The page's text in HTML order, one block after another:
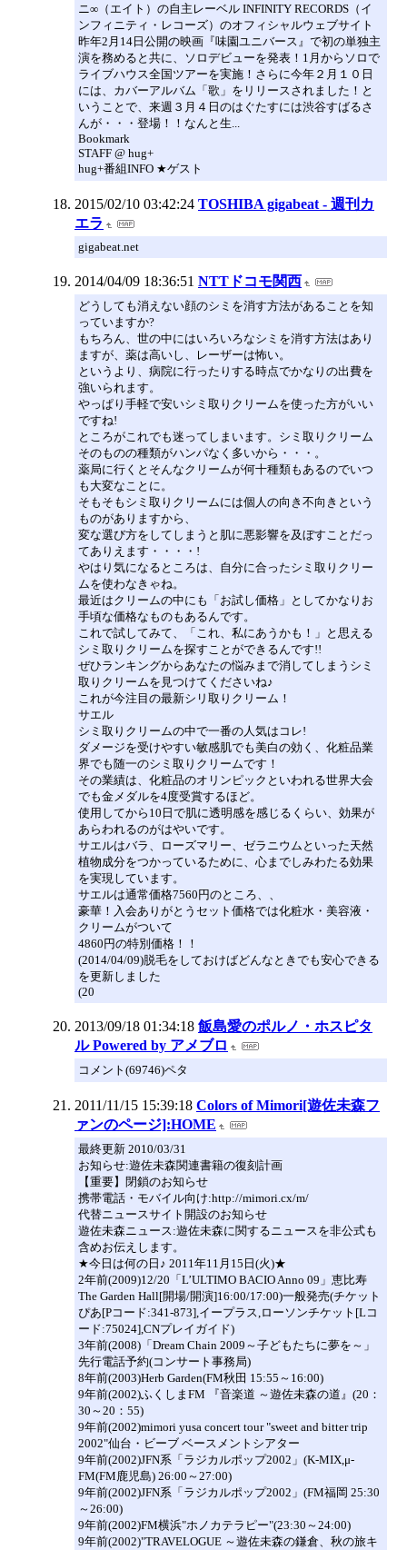
ニ∞（エイト）の自主レーベル INFINITY RECORDS（イ
ンフィニティ・レコーズ）のオフィシャルウェブサイト
昨年2月14日公開の映画『味園ユニバース』で初の単独主
演を務めると共に、ソロデビューを発表！1月からソロで
ライブハウス全国ツアーを実施！さらに今年２月１０日
には、カバーアルバム「歌」をリリースされました！と
いうことで、来週３月４日のはぐたすには渋谷すばるさ
んが・・・登場！！なんと生...
Bookmark
STAFF @ hug+
hug+番組INFO ★ゲスト
2015/02/10 03:42:24 TOSHIBA gigabeat - 週刊カ
エラ
gigabeat.net
2014/04/09 18:36:51 NTTドコモ関西
どうしても消えない顔のシミを消す方法があることを知
っていますか?
もちろん、世の中にはいろいろなシミを消す方法はあり
ますが、薬は高いし、レーザーは怖い。
というより、病院に行ったりする時点でかなりの出費を
強いられます。
やっぱり手軽で安いシミ取りクリームを使った方がいい
ですね!
ところがこれでも迷ってしまいます。シミ取りクリーム
そのものの種類がハンパなく多いから・・・。
薬局に行くとそんなクリームが何十種類もあるのでいつ
も大変なことに。
そもそもシミ取りクリームには個人の向き不向きという
ものがありますから、
変な選び方をしてしまうと肌に悪影響を及ぼすことだっ
てありえます・・・・!
やはり気になるところは、自分に合ったシミ取りクリー
ムを使わなきゃね。
最近はクリームの中にも「お試し価格」としてかなりお
手頃な価格なものもあるんです。
これで試してみて、「これ、私にあうかも！」と思える
シミ取りクリームを探すことができるんです!!
ぜひランキングからあなたの悩みまで消してしまうシミ
取りクリームを見つけてくださいね♪
これが今注目の最新シリ取りクリーム！
サエル
シミ取りクリームの中で一番の人気はコレ!
ダメージを受けやすい敏感肌でも美白の効く、化粧品業
界でも随一のシミ取りクリームです！
その業績は、化粧品のオリンピックといわれる世界大会
でも金メダルを4度受賞するほど。
使用してから10日で肌に透明感を感じるくらい、効果が
あらわれるのがはやいです。
サエルはバラ、ローズマリー、ゼラニウムといった天然
植物成分をつかっているために、心までしみわたる効果
を実現しています。
サエルは通常価格7560円のところ、、
豪華！入会ありがとうセット価格では化粧水・美容液・
クリームがついて
4860円の特別価格！！
(2014/04/09)脱毛をしておけばどんなときでも安心できる
を更新しました
(20
2013/09/18 01:34:18 飯島愛のポルノ・ホスピタ
ル Powered by アメブロ
コメント(69746)ペタ
2011/11/15 15:39:18 Colors of Mimori[遊佐未森フ
ァンのページ]:HOME
最終更新 2010/03/31
お知らせ:遊佐未森関連書籍の復刻計画
【重要】閉鎖のお知らせ
携帯電話・モバイル向け:http://mimori.cx/m/
代替ニュースサイト開設のお知らせ
遊佐未森ニュース:遊佐未森に関するニュースを非公式も
含めお伝えします。
★今日は何の日♪ 2011年11月15日(火)★
2年前(2009)12/20「L’ULTIMO BACIO Anno 09」恵比寿
The Garden Hall[開場/開演]16:00/17:00)一般発売(チケット
ぴあ[Pコード:341-873],イープラス,ローソンチケット[Lコ
ード:75024],CNプレイガイド)
3年前(2008)「Dream Chain 2009～子どもたちに夢を～」
先行電話予約(コンサート事務局)
8年前(2003)Herb Garden(FM秋田 15:55～16:00)
9年前(2002)ふくしまFM 『音楽道 ～遊佐未森の道』(20：
30～20：55)
9年前(2002)mimori yusa concert tour "sweet and bitter trip
2002"仙台・ビーブ ベースメントシアター
9年前(2002)JFN系「ラジカルポップ2002」(K-MIX,μ-
FM(FM鹿児島) 26:00～27:00)
9年前(2002)JFN系「ラジカルポップ2002」(FM福岡 25:30
～26:00)
9年前(2002)FM横浜"ホノカテラピー"(23:30～24:00)
9年前(2002)"TRAVELOGUE ～遊佐未森の鎌倉、秋の旅キ